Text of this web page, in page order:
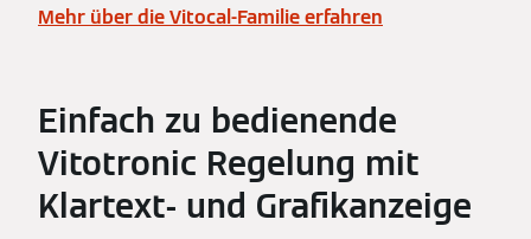
Mehr über die Vitocal-Familie erfahren
Einfach zu bedienende
Vitotronic Regelung mit
Klartext- und Grafikanzeige